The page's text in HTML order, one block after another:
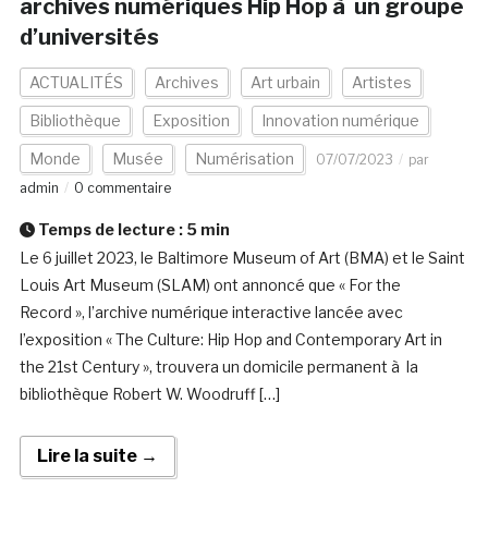
archives numériques Hip Hop à un groupe
d’universités
ACTUALITÉS Archives Art urbain Artistes
Bibliothèque Exposition Innovation numérique
Monde Musée Numérisation 07/07/2023
par
admin
0 commentaire
Temps de lecture : 5 min
Le 6 juillet 2023, le Baltimore Museum of Art (BMA) et le Saint
Louis Art Museum (SLAM) ont annoncé que « For the
Record », l’archive numérique interactive lancée avec
l’exposition « The Culture: Hip Hop and Contemporary Art in
the 21st Century », trouvera un domicile permanent à la
bibliothèque Robert W. Woodruff […]
Lire la suite →